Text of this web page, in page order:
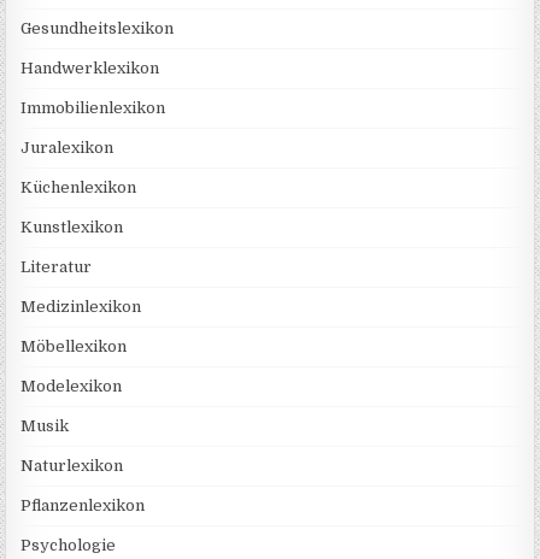
Gesundheitslexikon
Handwerklexikon
Immobilienlexikon
Juralexikon
Küchenlexikon
Kunstlexikon
Literatur
Medizinlexikon
Möbellexikon
Modelexikon
Musik
Naturlexikon
Pflanzenlexikon
Psychologie